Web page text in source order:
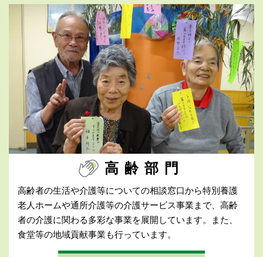
高齢部門
高齢者の生活や介護等についての相談窓口から特別養護
老人ホームや通所介護等の介護サービス事業まで、高齢
者の介護に関わる多彩な事業を展開しています。また、
食堂等の地域貢献事業も行っています。